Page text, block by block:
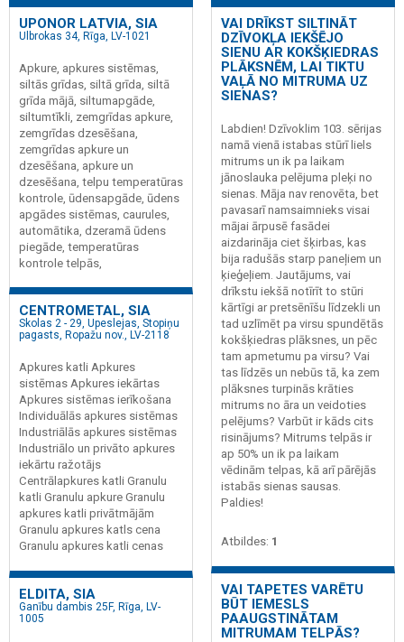
UPONOR LATVIA, SIA
Ulbrokas 34, Rīga, LV-1021
Apkure, apkures sistēmas,
siltās grīdas, siltā grīda, siltā
grīda mājā, siltumapgāde,
siltumtīkli, zemgrīdas apkure,
zemgrīdas dzesēšana,
zemgrīdas apkure un
dzesēšana, apkure un
dzesēšana, telpu temperatūras
kontrole, ūdensapgāde, ūdens
apgādes sistēmas, caurules,
automātika, dzeramā ūdens
piegāde, temperatūras
kontrole telpās,
CENTROMETAL, SIA
Skolas 2 - 29, Upeslejas, Stopiņu
pagasts, Ropažu nov., LV-2118
Apkures katli Apkures
sistēmas Apkures iekārtas
Apkures sistēmas ierīkošana
Individuālās apkures sistēmas
Industriālās apkures sistēmas
Industriālo un privāto apkures
iekārtu ražotājs
Centrālapkures katli Granulu
katli Granulu apkure Granulu
apkures katli privātmājām
Granulu apkures katls cena
Granulu apkures katli cenas
ELDITA, SIA
Ganību dambis 25F, Rīga, LV-
1005
VAI DRĪKST SILTINĀT
DZĪVOKĻA IEKŠĒJO
SIENU AR KOKŠĶIEDRAS
PLĀKSNĒM, LAI TIKTU
VAĻĀ NO MITRUMA UZ
SIENAS?
Labdien! Dzīvoklim 103. sērijas
namā vienā istabas stūrī liels
mitrums un ik pa laikam
jānoslauka pelējuma pleķi no
sienas. Māja nav renovēta, bet
pavasarī namsaimnieks visai
mājai ārpusē fasādei
aizdarināja ciet šķirbas, kas
bija radušās starp paneļiem un
ķieģeļiem. Jautājums, vai
drīkstu iekšā notīrīt to stūri
kārtīgi ar pretsēnīšu līdzekli un
tad uzlīmēt pa virsu spundētās
kokšķiedras plāksnes, un pēc
tam apmetumu pa virsu? Vai
tas līdzēs un nebūs tā, ka zem
plāksnes turpinās krāties
mitrums no āra un veidoties
pelējums? Varbūt ir kāds cits
risinājums? Mitrums telpās ir
ap 50% un ik pa laikam
vēdinām telpas, kā arī pārējās
istabās sienas sausas.
Paldies!
Atbildes: 1
VAI TAPETES VARĒTU
BŪT IEMESLS
PAAUGSTINĀTAM
MITRUMAM TELPĀS?